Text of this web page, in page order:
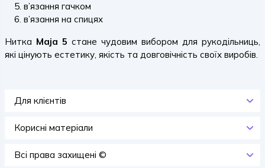
в’язання гачком
в’язання на спицях
Нитка Maja 5 стане чудовим вибором для рукодільниць,
які цінують естетику, якість та довговічність своїх виробів.
Для клієнтів
Корисні матеріали
Всi права захищенi ©